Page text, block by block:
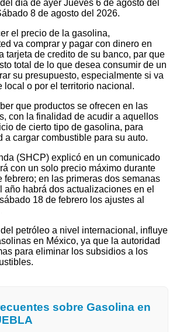
día de ayer Jueves 6 de agosto del
8 de agosto del 2026.
el precio de la gasolina,
va comprar y pagar con dinero en
tarjeta de credito de su banco, par que
total de lo que desea consumir de un
su presupuesto, especialmente si va
local o por el territorio nacional.
que productos se ofrecen en las
con la finalidad de acudir a aquellos
de cierto tipo de gasolina, para
a cargar combustible para su auto.
(SHCP) explicó en un comunicado
con un solo precio máximo durante
febrero; en las primeras dos semanas
año habrá dos actualizaciones en el
18 de febrero los ajustes al
petróleo a nivel internacional, influye
en México, ya que la autoridad
para eliminar los subsidios a los
sobre Gasolina en